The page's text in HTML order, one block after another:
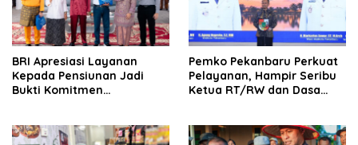
BRI Apresiasi Layanan
Kepada Pensiunan Jadi
Bukti Komitmen
Pemko Pekanbaru Perkuat
Pelayanan, Hampir Seribu
Ketua RT/RW dan Dasa